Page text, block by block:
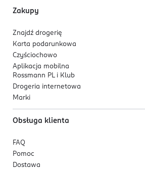
Zakupy
Znajdź drogerię
Karta podarunkowa
Czyściochowo
Aplikacja mobilna
Rossmann PL i Klub
Drogeria internetowa
Marki
Obsługa klienta
FAQ
Pomoc
Dostawa